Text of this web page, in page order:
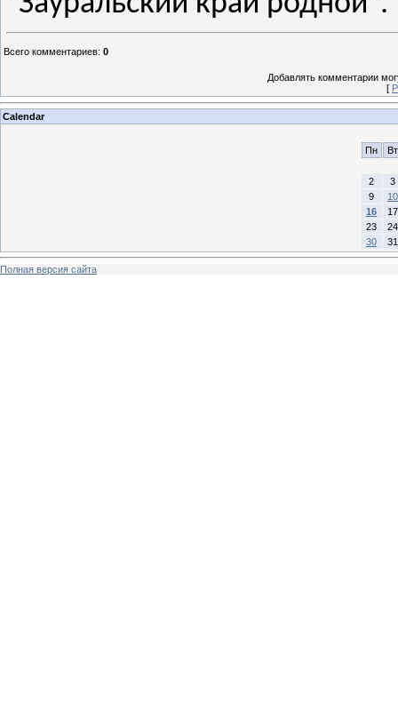
Всего комментариев: 0
Добавлять комментарии
[
Calendar
Пн Вт
2
3
9
10
16
17
23
24
30
31
Полная версия сайта